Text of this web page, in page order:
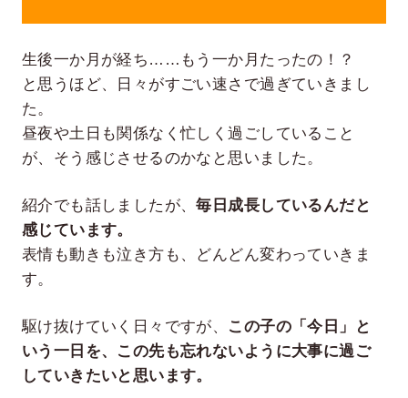
生後一か月が経ち……もう一か月たったの！？
と思うほど、日々がすごい速さで過ぎていきまし
た。
昼夜や土日も関係なく忙しく過ごしていること
が、そう感じさせるのかなと思いました。
紹介でも話しましたが、毎日成長しているんだと
感じています。
表情も動きも泣き方も、どんどん変わっていきま
す。
駆け抜けていく日々ですが、 この子の「今日」と
いう一日を、この先も忘れないように大事に過ご
していきたいと思います。